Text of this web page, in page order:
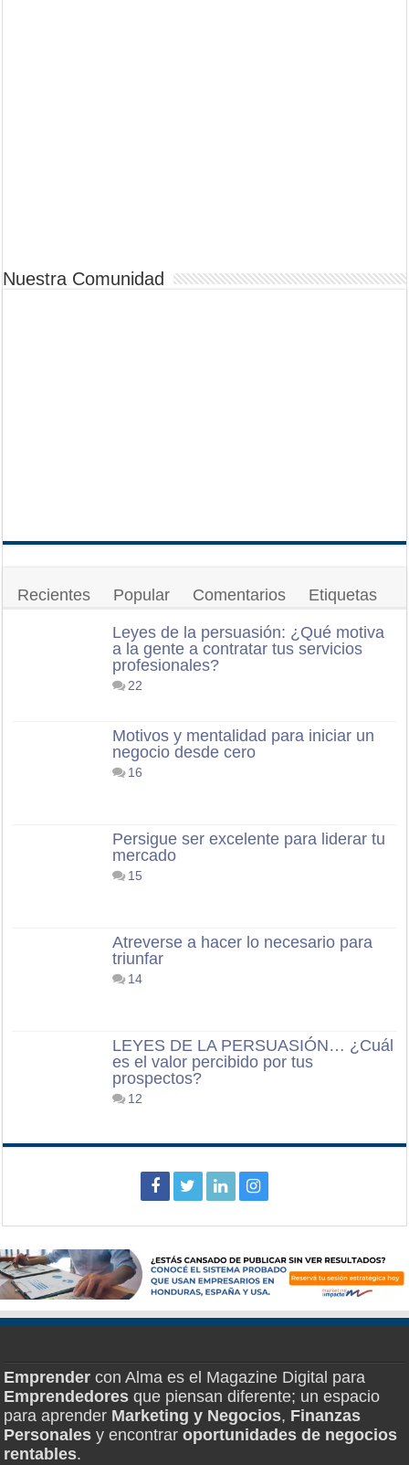
Nuestra Comunidad
Recientes Popular Comentarios Etiquetas
Leyes de la persuasión: ¿Qué motiva
a la gente a contratar tus servicios
profesionales?
22
Motivos y mentalidad para iniciar un
negocio desde cero
16
Persigue ser excelente para liderar tu
mercado
15
Atreverse a hacer lo necesario para
triunfar
14
LEYES DE LA PERSUASIÓN… ¿Cuál
es el valor percibido por tus
prospectos?
12
Emprender con Alma es el Magazine Digital para
Emprendedores que piensan diferente; un espacio
para aprender Marketing y Negocios, Finanzas
Personales y encontraroportunidades de negocios
rentables.